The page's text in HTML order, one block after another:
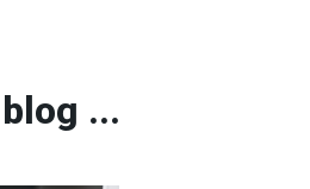
...